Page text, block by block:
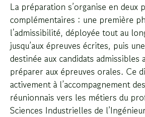
La préparation s’organise en deux
complémentaires : une première
l’admissibilité, déployée tout au
jusqu’aux épreuves écrites, puis
destinée aux candidats admissibles
préparer aux épreuves orales. Ce
activement à l’accompagnement
réunionnais vers les métiers du
Sciences Industrielles de